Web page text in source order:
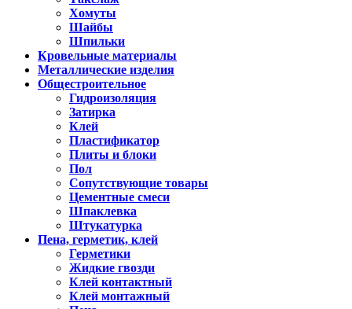
Хомуты
Шайбы
Шпильки
Кровельные материалы
Металлические изделия
Общестроительное
Гидроизоляция
Затирка
Клей
Пластификатор
Плиты и блоки
Пол
Сопутствующие товары
Цементные смеси
Шпаклевка
Штукатурка
Пена, герметик, клей
Герметики
Жидкие гвозди
Клей контактный
Клей монтажный